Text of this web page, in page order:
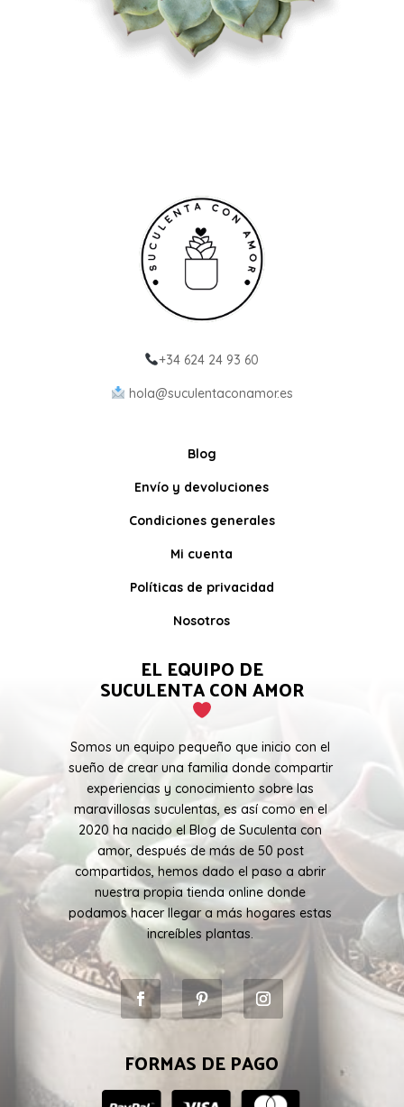
+34 624 24 93 60
hola@suculentaconamor.es
Blog
Envío y devoluciones
Condiciones generales
Mi cuenta
Políticas de privacidad
Nosotros
EL EQUIPO DE
SUCULENTA CON AMOR
Somos un equipo pequeño que inicio con el
sueño de crear una familia donde compartir
experiencias y conocimiento sobre las
maravillosas suculentas, es así como en el
2020 ha nacido el Blog de Suculenta con
amor, después de más de 50 post
compartidos, hemos dado el paso a abrir
nuestra propia tienda online donde
podamos hacer llegar a más hogares estas
increíbles plantas.
FORMAS DE PAGO